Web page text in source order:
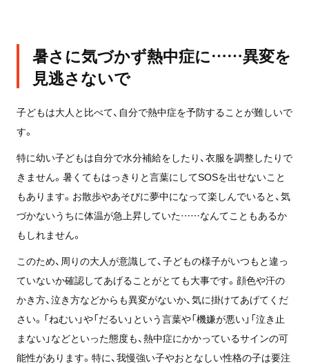
暑さに気づかず熱中症に……異変を
見逃さないで
子どもは大人と比べて、自分で熱中症を予防することが難しいで
す。
特に幼い子どもは自分で水分補給をしたり、衣服を調整したりで
きません。暑くてもはっきりと言葉にしてSOSを出せないこと
もあります。お散歩やあそびに夢中になって楽しんでいると、気
づかないうちに体温が急上昇していた……なんてこともあるか
もしれません。
このため、周りの大人が意識して、子どもの様子がいつもと違っ
ていないか確認してあげることがとても大事です。顔色や汗の
かき方、泣き方などからも異変がないか、気に掛けてあげてくだ
さい。「ねむい」や「だるい」という言葉や「機嫌が悪い」「泣き止
まない」などといった態度も、熱中症にかかっているサインの可
能性があります。特に、我慢強い子やおとなしい性格の子は要注